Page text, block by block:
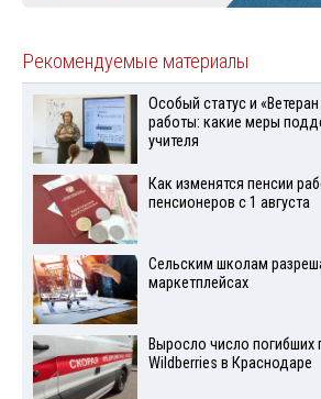
Рекомендуемые материалы
Особый статус и
работы: какие меры
учителя
Как изменятся пенсии
пенсионеров с 1 августа
Сельским школам
маркетплейсах
Выросло число погибших
Wildberries в Краснодаре